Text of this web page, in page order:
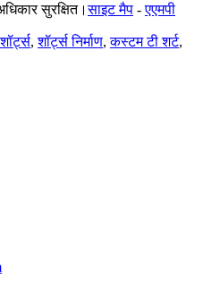
सुरक्षित।साइट मैप -एएमपी
,शॉर्ट्स निर्माण,कस्टम टी शर्ट,